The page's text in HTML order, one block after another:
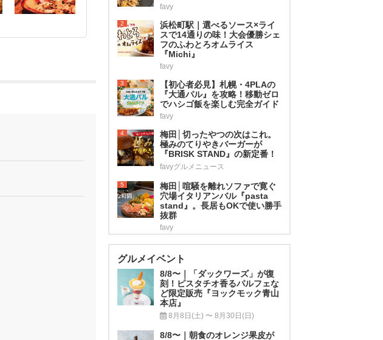
favy
2
浜松町駅｜選べるソース×ライ
スで14通りの味！大会優勝シェ
フのふわとろオムライス
『Michi』
favy
3
【初心者必見】札幌・4PLAの
『大通バル』を攻略！移動ゼロ
でハシゴ飯を楽しむ完全ガイド
favy
4
梅田│切ったやつの次はこれ。
極みのてりやきバーガーが
『BRISK STAND』の新定番！
favyグルメニュース
5
梅田│喧騒を離れソファで寛ぐ
穴場イタリアンバル『pasta
stand』。長居もOKで使い勝手
抜群
favy
グルメイベント
8/8〜｜「ダックワーズ」が復
刻！ピスタチオ香るパルフェな
ど限定販売『ヨックモック青山
本店』
8月8日(土) 〜 8月30日(日)
8/8〜｜朝食のオレンジ果皮が